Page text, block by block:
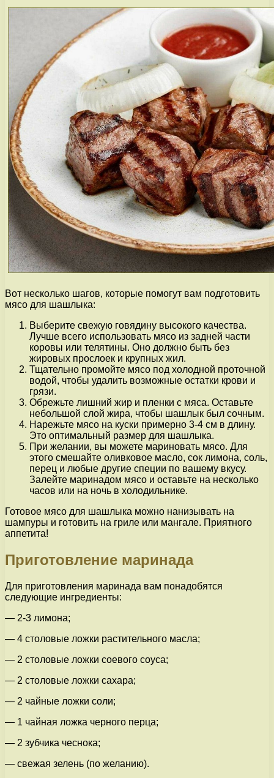
Вот несколько шагов, которые помогут вам подготовить
мясо для шашлыка:
Выберите свежую говядину высокого качества.
Лучше всего использовать мясо из задней части
коровы или телятины. Оно должно быть без
жировых прослоек и крупных жил.
Тщательно промойте мясо под холодной проточной
водой, чтобы удалить возможные остатки крови и
грязи.
Обрежьте лишний жир и пленки с мяса. Оставьте
небольшой слой жира, чтобы шашлык был сочным.
Нарежьте мясо на куски примерно 3-4 см в длину.
Это оптимальный размер для шашлыка.
При желании, вы можете мариновать мясо. Для
этого смешайте оливковое масло, сок лимона, соль,
перец и любые другие специи по вашему вкусу.
Залейте маринадом мясо и оставьте на несколько
часов или на ночь в холодильнике.
Готовое мясо для шашлыка можно нанизывать на
шампуры и готовить на гриле или мангале. Приятного
аппетита!
Приготовление маринада
Для приготовления маринада вам понадобятся
следующие ингредиенты:
— 2-3 лимона;
— 4 столовые ложки растительного масла;
— 2 столовые ложки соевого соуса;
— 2 столовые ложки сахара;
— 2 чайные ложки соли;
— 1 чайная ложка черного перца;
— 2 зубчика чеснока;
— свежая зелень (по желанию).